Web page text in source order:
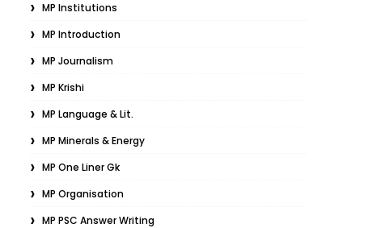
MP Institutions
MP Introduction
MP Journalism
MP Krishi
MP Language & Lit.
MP Minerals & Energy
MP One Liner Gk
MP Organisation
MP PSC Answer Writing